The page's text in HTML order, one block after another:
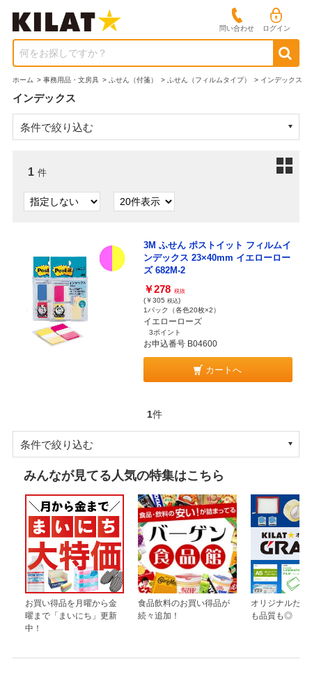
問い合わせ ログイン
何をお探しですか？
ホーム > 事務用品・文房具 > ふせん（付箋） > ふせん（フィルムタイプ） > インデックス
インデックス
条件で絞り込む
1 件
3M ふせん ポストイット フィルムイ
ンデックス 23×40mm イエローロー
ズ 682M-2
￥278 税抜
(￥305 税込)
1パック（各色20枚×2）
イエローローズ
3ポイント
お申込番号 B04600
カートへ
1件
条件で絞り込む
みんなが見てる人気の特集はこちら
お買い得品を月曜から金
曜まで「まいにち」更新
中！
食品飲料のお買い得品が
続々追加！
オリジナルだか
も品質も◎